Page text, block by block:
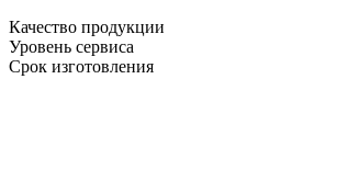
Качество продукции
Уровень сервиса
Срок изготовления